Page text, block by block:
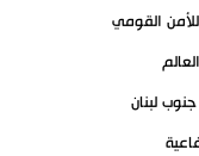
القومي
لبنان